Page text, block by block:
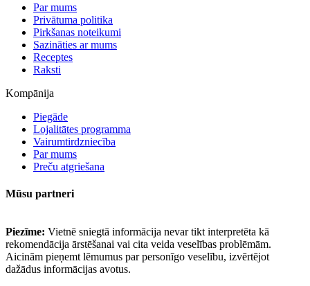
Par mums
Privātuma politika
Pirkšanas noteikumi
Sazināties ar mums
Receptes
Raksti
Kompānija
Piegāde
Lojalitātes programma
Vairumtirdzniecība
Par mums
Preču atgriešana
Mūsu partneri
Piezīme: Vietnē sniegtā informācija nevar tikt interpretēta kā
rekomendācija ārstēšanai vai cita veida veselības problēmām.
Aicinām pieņemt lēmumus par personīgo veselību, izvērtējot
dažādus informācijas avotus.